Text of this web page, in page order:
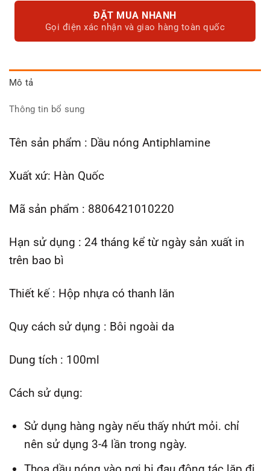
ĐẶT MUA NHANH
Gọi điện xác nhận và giao hàng toàn quốc
Mô tả
Thông tin bổ sung
Tên sản phẩm : Dầu nóng Antiphlamine
Xuất xứ: Hàn Quốc
Mã sản phẩm : 8806421010220
Hạn sử dụng : 24 tháng kể từ ngày sản xuất in
trên bao bì
Thiết kế : Hộp nhựa có thanh lăn
Quy cách sử dụng : Bôi ngoài da
Dung tích : 100ml
Cách sử dụng:
Sử dụng hàng ngày nếu thấy nhứt mỏi. chỉ
nên sử dụng 3-4 lần trong ngày.